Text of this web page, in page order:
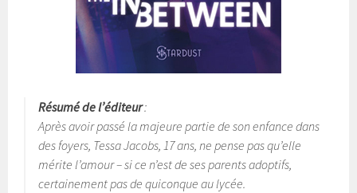
Résumé de l’éditeur:
Après avoir passé la majeure partie de son enfance dans
des foyers, Tessa Jacobs, 17 ans, ne pense pas qu’elle
mérite l’amour – si ce n’est de ses parents adoptifs,
certainement pas de quiconque au lycée.